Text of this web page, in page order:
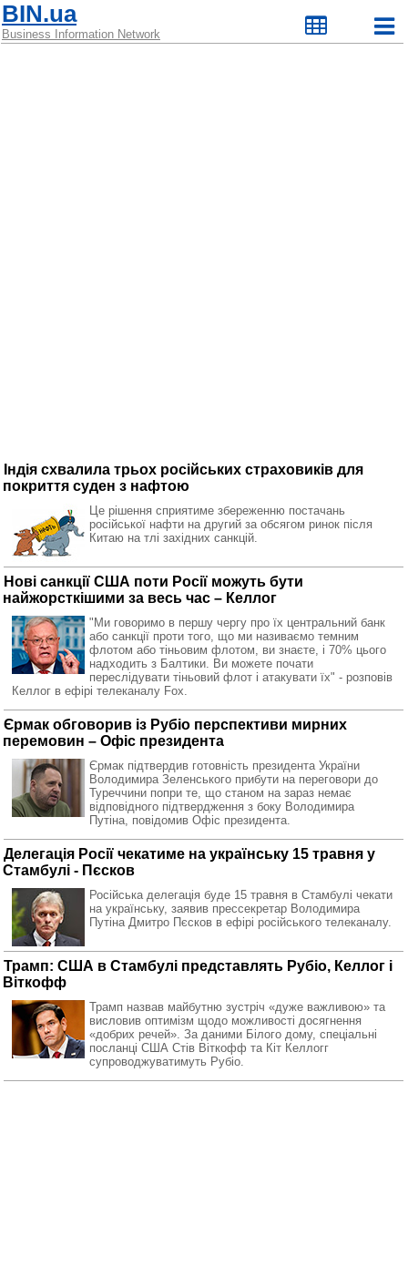
BIN.ua
Business Information Network
Індія схвалила трьох російських страховиків для
покриття суден з нафтою
Це рішення сприятиме збереженню постачань
російської нафти на другий за обсягом ринок після
Китаю на тлі західних санкцій.
Нові санкції США поти Росії можуть бути
найжорсткішими за весь час – Келлог
"Ми говоримо в першу чергу про їх центральний банк
або санкції проти того, що ми називаємо темним
флотом або тіньовим флотом, ви знаєте, і 70% цього
надходить з Балтики. Ви можете почати
переслідувати тіньовий флот і атакувати їх" - розповів
Келлог в ефірі телеканалу Fox.
Єрмак обговорив із Рубіо перспективи мирних
перемовин – Офіс президента
Єрмак підтвердив готовність президента України
Володимира Зеленського прибути на переговори до
Туреччини попри те, що станом на зараз немає
відповідного підтвердження з боку Володимира
Путіна, повідомив Офіс президента.
Делегація Росії чекатиме на українську 15 травня у
Стамбулі - Пєсков
Російська делегація буде 15 травня в Стамбулі чекати
на українську, заявив прессекретар Володимира
Путіна Дмитро Пєсков в ефірі російського телеканалу.
Трамп: США в Стамбулі представлять Рубіо, Келлог і
Віткофф
Трамп назвав майбутню зустріч «дуже важливою» та
висловив оптимізм щодо можливості досягнення
«добрих речей». За даними Білого дому, спеціальні
посланці США Стів Віткофф та Кіт Келлогг
супроводжуватимуть Рубіо.